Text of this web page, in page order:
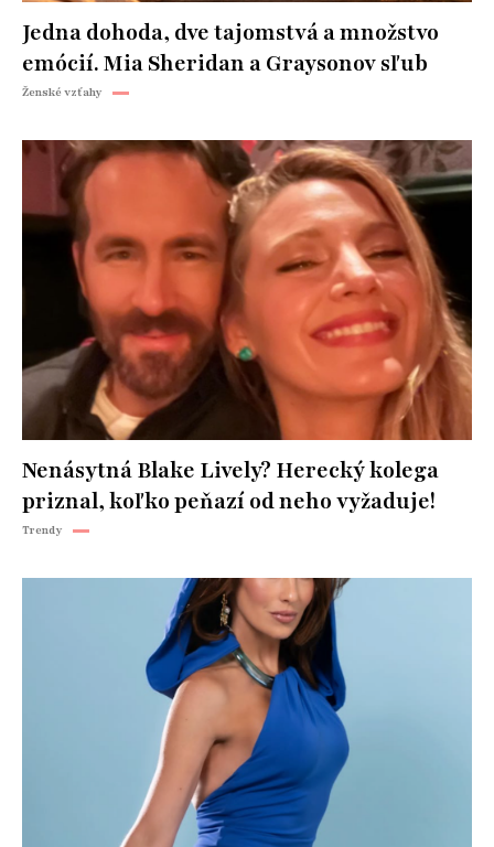
Jedna dohoda, dve tajomstvá a množstvo
emócií. Mia Sheridan a Graysonov sľub
Ženské vzťahy
Nenásytná Blake Lively? Herecký kolega
priznal, koľko peňazí od neho vyžaduje!
Trendy